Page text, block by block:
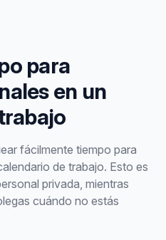
para
en un
fácilmente tiempo para
de trabajo. Esto es
privada, mientras
cuándo no estás